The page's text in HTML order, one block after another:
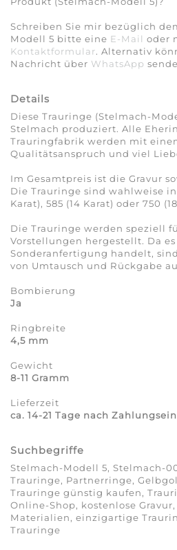
Schreiben Sie mir bezüglich
Modell 5 bitte eine E-Mail oder
Kontaktformular. Alternativ
Nachricht über WhatsApp
Details
Diese Trauringe (Stelmach-
Stelmach produziert. Alle
Trauringfabrik werden mit
Qualitätsanspruch und viel
Im Gesamtpreis ist die Gravur
Die Trauringe sind wahlweise in
Karat), 585 (14 Karat) oder 750
Die Trauringe werden speziell
Vorstellungen hergestellt. Da
Sonderanfertigung handelt,
von Umtausch und Rückgabe
Bombierung
Ja
Ringbreite
4,5 mm
Gewicht
8-11 Gramm
Lieferzeit
ca. 14-21 Tage nach
Suchbegriffe
Stelmach-Modell 5, Stelmach-
Trauringe, Partnerringe,
Trauringe günstig kaufen,
Online-Shop, kostenlose
Materialien, einzigartige
Trauringe